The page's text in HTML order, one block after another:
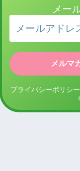
メー
プライバシーポリシ